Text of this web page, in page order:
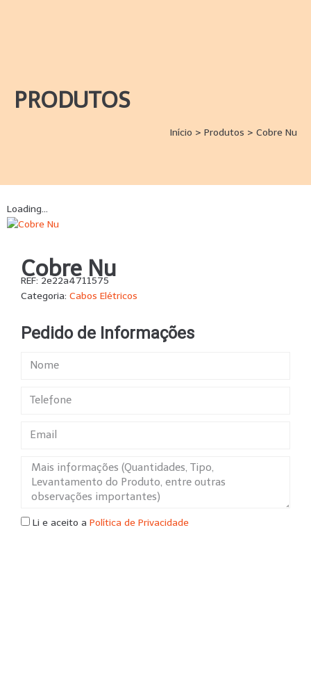
PRODUTOS
Início > Produtos > Cobre Nu
Loading...
Cobre Nu
REF: 2e22a4711575
Categoria: Cabos Elétricos
Pedido de Informações
Li e aceito a Política de Privacidade